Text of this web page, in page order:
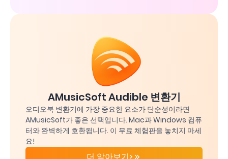
AMusicSoft Audible 변환기
오디오북 변환기에 가장 중요한 요소가 단순성이라면
AMusicSoft가 좋은 선택입니다. Mac과 Windows 컴퓨
터와 완벽하게 호환됩니다. 이 무료 체험판을 놓치지 마세
요!